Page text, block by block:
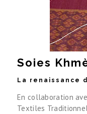
Soies
La renaissance
En collaboration
Textiles